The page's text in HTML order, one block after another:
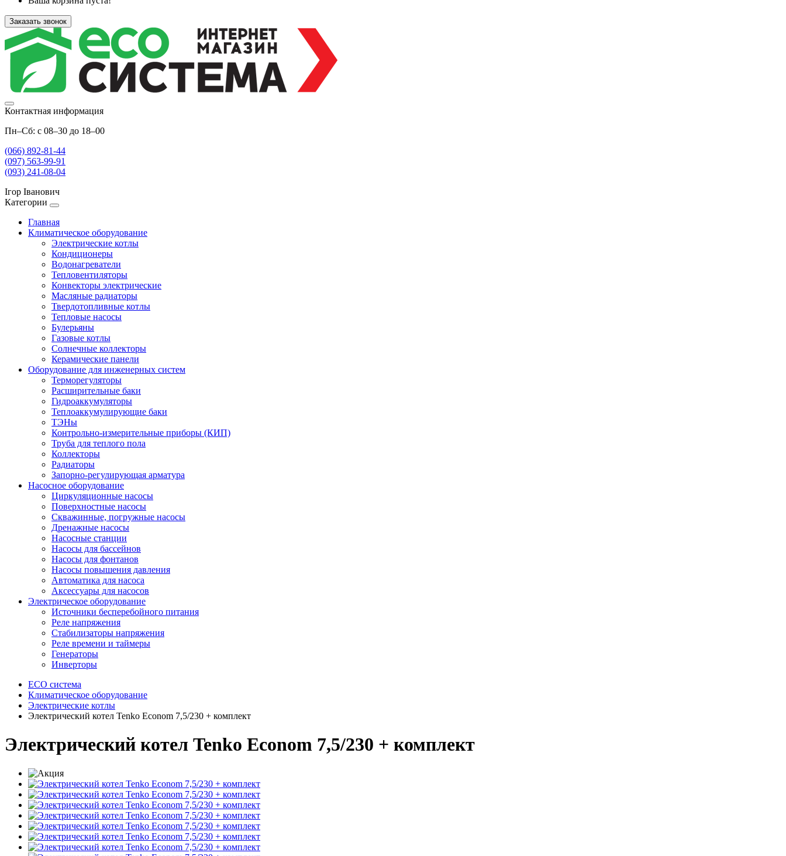
Заказать звонок
Контактная информация
Пн–Сб: с 08–30 до 18–00
(066) 892-81-44
(097) 563-99-91
(093) 241-08-04
Ігор Іванович
Категории
Главная
Климатическое оборудование
Электрические котлы
Кондиционеры
Водонагреватели
Тепловентиляторы
Конвекторы электрические
Масляные радиаторы
Твердотопливные котлы
Тепловые насосы
Булерьяны
Газовые котлы
Солнечные коллекторы
Керамические панели
Оборудование для инженерных систем
Терморегуляторы
Расширительные баки
Гидроаккумуляторы
Теплоаккумулирующие баки
ТЭНы
Контрольно-измерительные приборы (КИП)
Труба для теплого пола
Коллекторы
Радиаторы
Запорно-регулирующая арматура
Насосное оборудование
Циркуляционные насосы
Поверхностные насосы
Скважинные, погружные насосы
Дренажные насосы
Насосные станции
Насосы для бассейнов
Насосы для фонтанов
Насосы повышения давления
Автоматика для насоса
Аксессуары для насосов
Электрическое оборудование
Источники бесперебойного питания
Реле напряжения
Стабилизаторы напряжения
Реле времени и таймеры
Генераторы
Инверторы
ECO система
Климатическое оборудование
Электрические котлы
Электрический котел Tenko Econom 7,5/230 + комплект
Электрический котел Tenko Econom 7,5/230 + комплект